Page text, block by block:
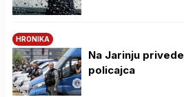
HRONIKA
Na Јarinju
policajca